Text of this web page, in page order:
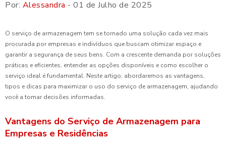
Por: Alessandra - 01 de Julho de 2025
O serviço de armazenagem tem se tornado uma solução cada vez mais
procurada por empresas e indivíduos que buscam otimizar espaço e
garantir a segurança de seus bens. Com a crescente demanda por soluções
práticas e eficientes, entender as opções disponíveis e como escolher o
serviço ideal é fundamental. Neste artigo, abordaremos as vantagens,
tipos e dicas para maximizar o uso do serviço de armazenagem, ajudando
você a tomar decisões informadas.
Vantagens do Serviço de Armazenagem para
Empresas e Residências